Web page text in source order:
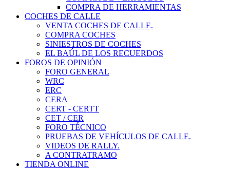
COMPRA DE HERRAMIENTAS
COCHES DE CALLE
VENTA COCHES DE CALLE.
COMPRA COCHES
SINIESTROS DE COCHES
EL BAÚL DE LOS RECUERDOS
FOROS DE OPINIÓN
FORO GENERAL
WRC
ERC
CERA
CERT - CERTT
CET / CER
FORO TÉCNICO
PRUEBAS DE VEHÍCULOS DE CALLE.
VIDEOS DE RALLY.
A CONTRATRAMO
TIENDA ONLINE